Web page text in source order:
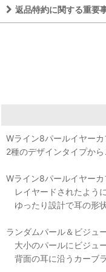
返品特約に関する重要
Wライン8パールイヤー
2種のデザインタイプか
Wライン8パールイヤー
レイヤードされたよう
ゆったり設計で耳の形
ランダムパール＆ビジ
大小のパールにビジュ
背面の耳に沿うカーブ